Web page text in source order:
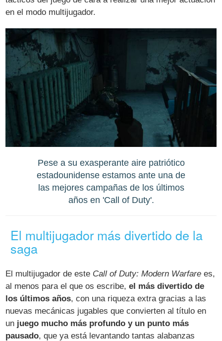
en el modo multijugador.
Pese a su exasperante aire patriótico
estadounidense estamos ante una de
las mejores campañas de los últimos
años en 'Call of Duty'.
El multijugador más divertido de la
saga
El multijugador de este Call of Duty: Modern Warfare es,
al menos para el que os escribe,el más divertido de
los últimos años, con una riqueza extra gracias a las
nuevas mecánicas jugables que convierten al título en
un juego mucho más profundo y un punto más
pausado, que ya está levantando tantas alabanzas